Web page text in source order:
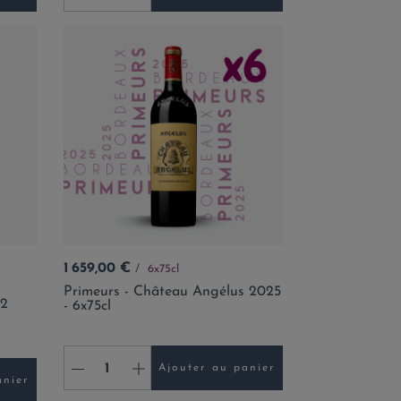
Prix
1 659,00 € 6x75cl
Primeurs - Château Angélus 2025
- 6x75cl
- + Ajouter au panier